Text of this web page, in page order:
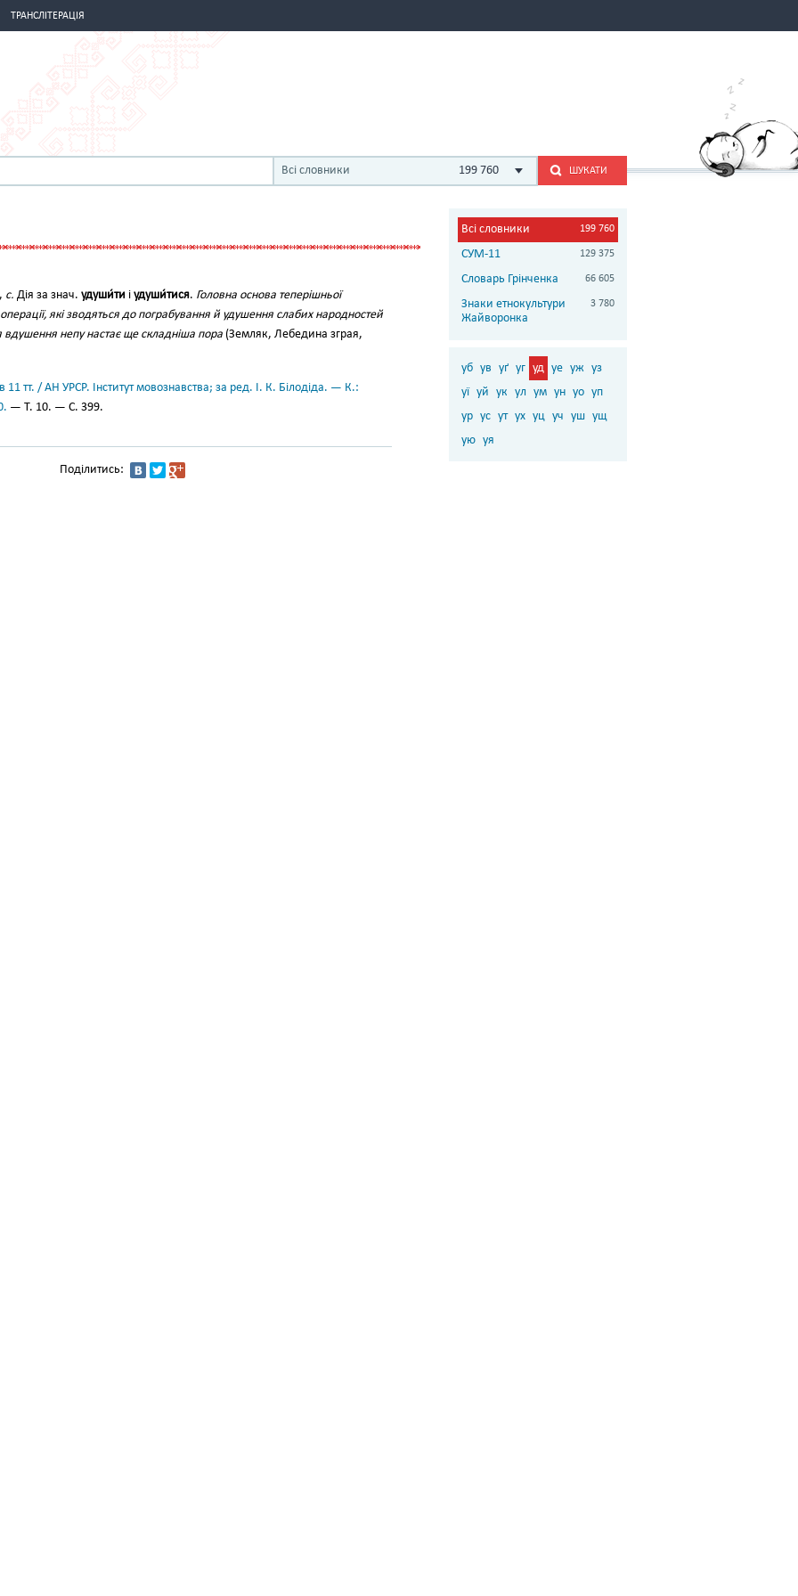
ТРАНСЛІТЕРАЦІЯ
Всі словники 199 760 ШУКАТИ
с. Дія за знач. удуши́ти і удуши́тися. Головна основа теперішньої
операції, які зводяться до пограбування й удушення слабих народностей
вдушення непу настає ще складніша пора (Земляк, Лебедина зграя,
11 тт. / АН УРСР. Інститут мовознавства; за ред. І. К. Білодіда. — К.:
— Т. 10. — С. 399.
Поділитись:
Всі словники 199 760
СУМ-11 129 375
Словарь Грінченка 66 605
Знаки етнокультури
Жайворонка
3 780
уб ув уґ уг уд уе уж уз
уї уй ук ул ум ун уо уп
ур ус ут ух уц уч уш ущ
ую уя